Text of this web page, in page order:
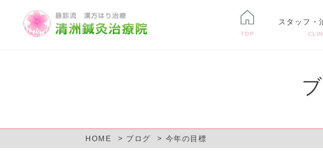
TOP
スタッフ・
HOME ブログ 今年の目標